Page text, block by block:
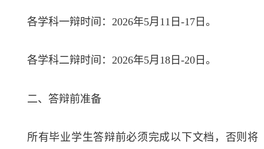
各学科一辩时间：2026年5月11日-17日。
各学科二辩时间：2026年5月18日-20日。
二、答辩前准备
所有毕业学生答辩前必须完成以下文档，否则将